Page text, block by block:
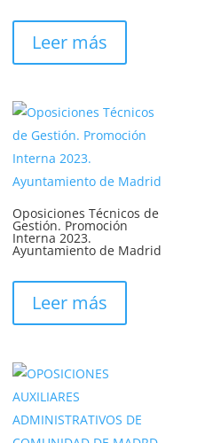
Leer más
Oposiciones Técnicos de
Gestión. Promoción
Interna 2023.
Ayuntamiento de Madrid
Leer más